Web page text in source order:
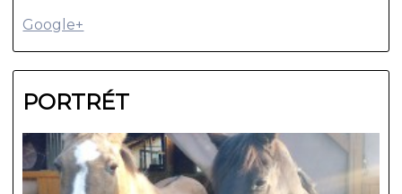
Google+
PORTRÉT